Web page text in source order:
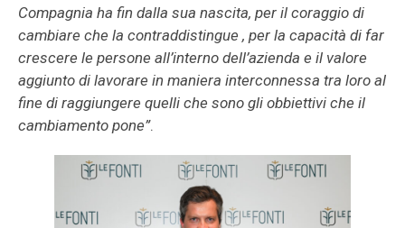
Compagnia ha fin dalla sua nascita, per il coraggio di
cambiare che la contraddistingue , per la capacità di far
crescere le persone all’interno dell’azienda e il valore
aggiunto di lavorare in maniera interconnessa tra loro al
fine di raggiungere quelli che sono gli obbiettivi che il
cambiamento pone”.